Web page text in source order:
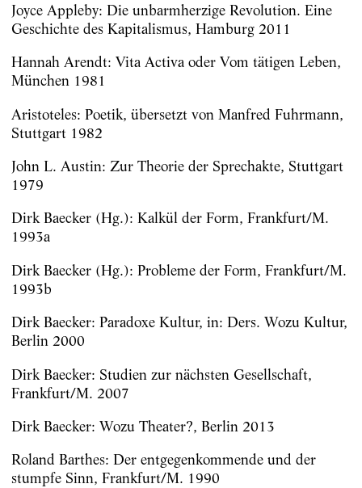
Joyce Appleby: Die unbarmherzige Revolution. Eine
Geschichte des Kapitalismus, Hamburg 2011
Hannah Arendt: Vita Activa oder Vom tätigen Leben,
München 1981
Aristoteles: Poetik, übersetzt von Manfred Fuhrmann,
Stuttgart 1982
John L. Austin: Zur Theorie der Sprechakte, Stuttgart
1979
Dirk Baecker (Hg.): Kalkül der Form, Frankfurt/M.
1993a
Dirk Baecker (Hg.): Probleme der Form, Frankfurt/M.
1993b
Dirk Baecker: Paradoxe Kultur, in: Ders. Wozu Kultur,
Berlin 2000
Dirk Baecker: Studien zur nächsten Gesellschaft,
Frankfurt/M. 2007
Dirk Baecker: Wozu Theater?, Berlin 2013
Roland Barthes: Der entgegenkommende und der
stumpfe Sinn, Frankfurt/M. 1990